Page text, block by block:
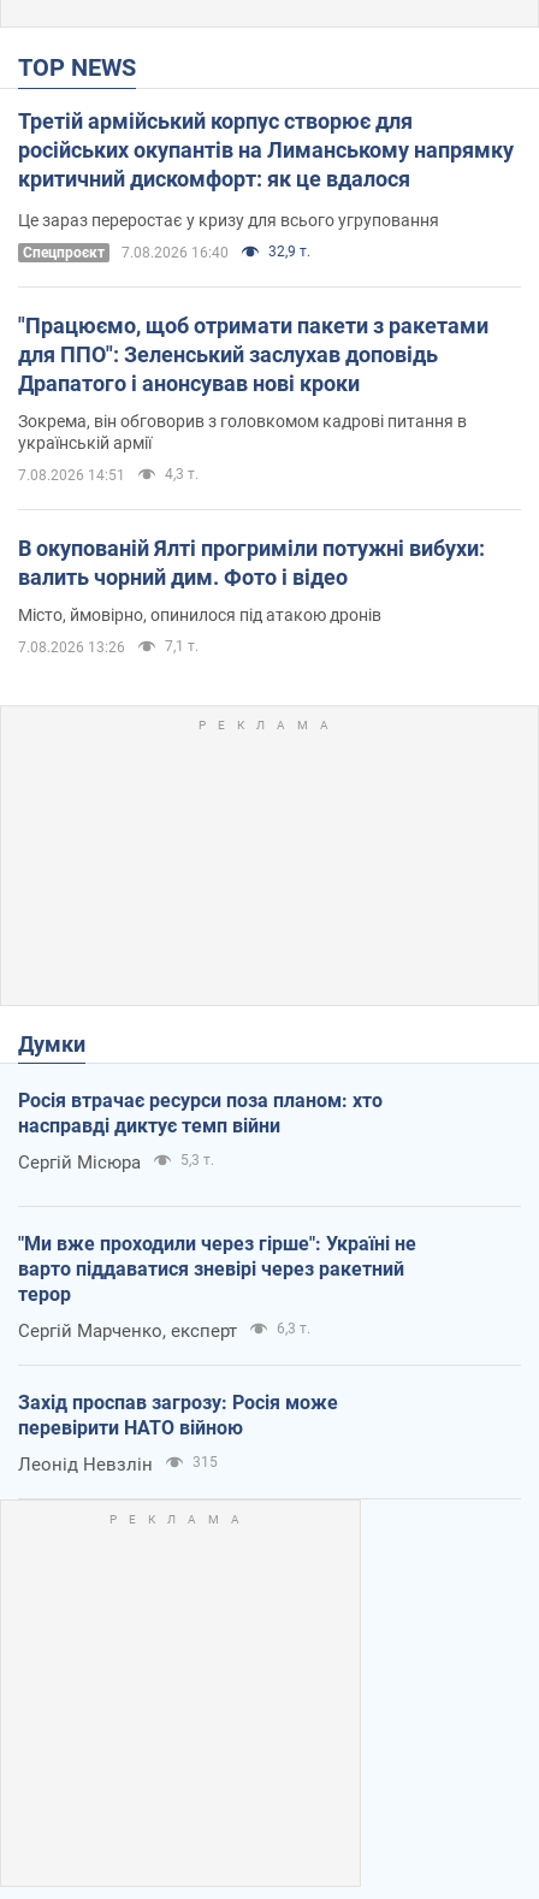
TOP NEWS
Третій армійський корпус створює для
російських окупантів на Лиманському напрямку
критичний дискомфорт: як це вдалося
Це зараз переростає у кризу для всього угруповання
Cпецпроєкт 7.08.2026 16:40 32,9 т.
"Працюємо, щоб отримати пакети з ракетами
для ППО": Зеленський заслухав доповідь
Драпатого і анонсував нові кроки
Зокрема, він обговорив з головкомом кадрові питання в
українській армії
7.08.2026 14:51 4,3 т.
В окупованій Ялті прогриміли потужні вибухи:
валить чорний дим. Фото і відео
Місто, ймовірно, опинилося під атакою дронів
7.08.2026 13:26 7,1 т.
Думки
Росія втрачає ресурси поза планом: хто
насправді диктує темп війни
Сергій Місюра 5,3 т.
"Ми вже проходили через гірше": Україні не
варто піддаватися зневірі через ракетний
терор
Сергій Марченко, експерт 6,3 т.
Захід проспав загрозу: Росія може
перевірити НАТО війною
Леонід Невзлін 315